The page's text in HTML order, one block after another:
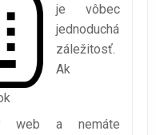
je vôbec
jednoduchá
záležitosť.
Ak
web a nemáte